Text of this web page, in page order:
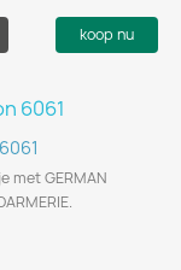
koop nu
met GERMAN